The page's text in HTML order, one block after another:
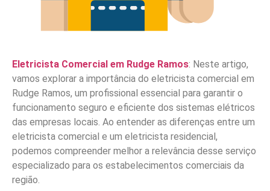
Eletricista Comercial em Rudge Ramos: Neste artigo,
vamos explorar a importância do eletricista comercial em
Rudge Ramos, um profissional essencial para garantir o
funcionamento seguro e eficiente dos sistemas elétricos
das empresas locais. Ao entender as diferenças entre um
eletricista comercial e um eletricista residencial,
podemos compreender melhor a relevância desse serviço
especializado para os estabelecimentos comerciais da
região.